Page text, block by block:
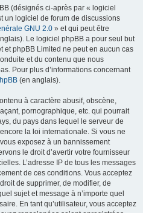
(désignés ci-après par « logiciel
un logiciel de forum de discussions
GNU 2.0 » et qui peut être
Le logiciel phpBB a pour seul but
et phpBB Limited ne peut en aucun cas
et du contenu que nous
Pour plus d’informations concernant
(en anglais).
à caractère abusif, obscène,
pornographique, etc. qui pourrait
du pays dans lequel le serveur de
la loi internationale. Si vous ne
exposez à un bannissement
le droit d’avertir votre fournisseur
L’adresse IP de tous les messages
de ces conditions. Vous acceptez
de supprimer, de modifier, de
sujet et message à n’importe quel
En tant qu’utilisateur, vous acceptez